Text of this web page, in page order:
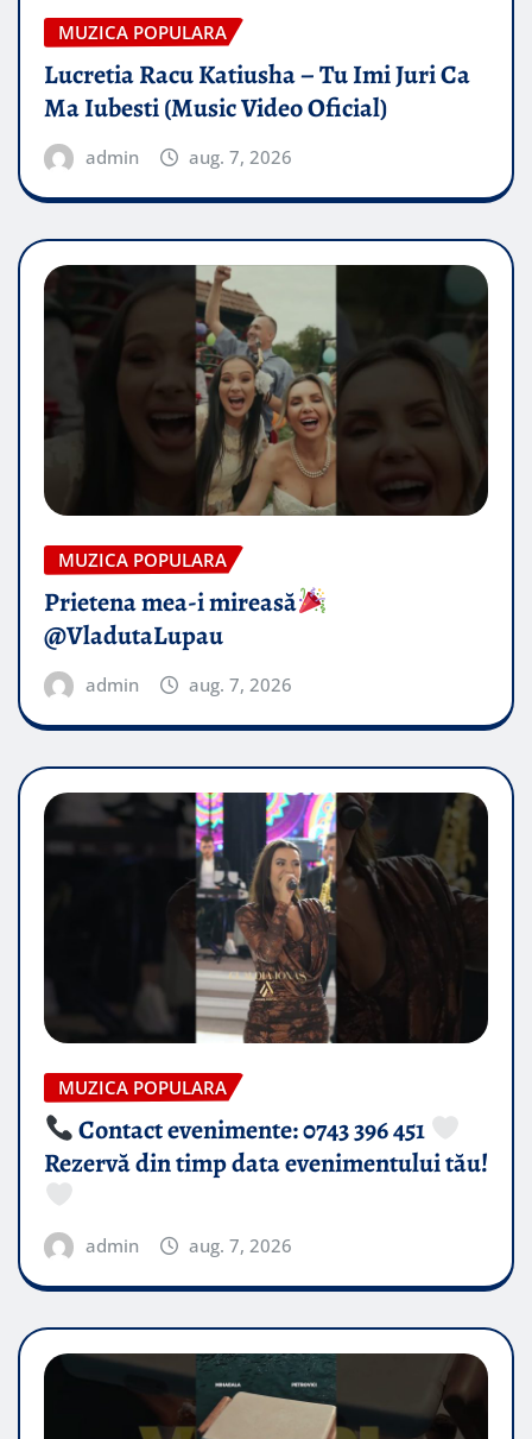
MUZICA POPULARA
Lucretia Racu Katiusha – Tu Imi Juri Ca
Ma Iubesti (Music Video Oficial)
admin aug. 7, 2026
MUZICA POPULARA
Prietena mea-i mireasă​
@VladutaLupau
admin aug. 7, 2026
MUZICA POPULARA
Contact evenimente: 0743 396 451
Rezervă din timp data evenimentului tău!
admin aug. 7, 2026